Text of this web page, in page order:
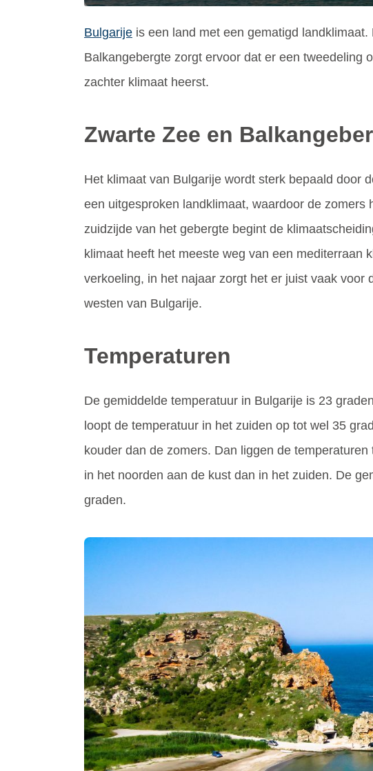
Bulgarije is een land met een gematigd
Balkangebergte zorgt ervoor dat er een tweedeling
zachter klimaat heerst.
Zwarte Zee en
Het klimaat van Bulgarije wordt sterk bepaald door
een uitgesproken landklimaat, waardoor de
zuidzijde van het gebergte begint de
klimaat heeft het meeste weg van een mediterraan
verkoeling, in het najaar zorgt het er juist vaak
westen van Bulgarije.
Temperaturen
De gemiddelde temperatuur in Bulgarije is 23
loopt de temperatuur in het zuiden op tot wel 35
kouder dan de zomers. Dan liggen de
in het noorden aan de kust dan in het zuiden. De
graden.